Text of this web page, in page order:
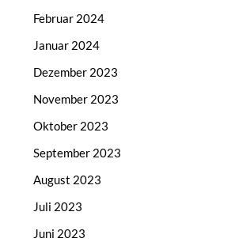
Februar 2024
Januar 2024
Dezember 2023
November 2023
Oktober 2023
September 2023
August 2023
Juli 2023
Juni 2023